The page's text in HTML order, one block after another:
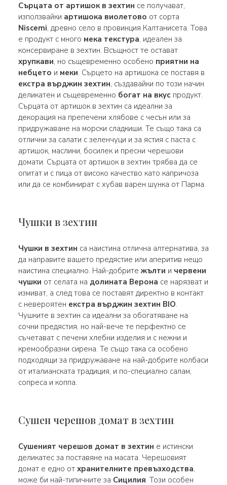
Сърцата от артишок в зехтин се получават,
използвайки артишока виолетово от сорта
Niscemi, древно село в провинция Калтанисета. Това
е продукт с много мека текстура, идеален за
консервиране в зехтин. Всъщност те остават
хрупкави, но същевременно особено приятни на
небцето и меки. Сърцето на артишока се поставя в
екстра върджин зехтин, създавайки по този начин
деликатен и същевременно богат на вкус продукт.
Сърцата от артишок в зехтин са идеални за
декорация на препечени хлябове с чесън или за
придружаване на морски сладкиши. Те също така са
отлични за салати с зеленчуци и за ястия с паста с
артишок, маслини, босилек и пресни черешови
домати. Сърцата от артишок в зехтин трябва да се
опитат и с пица от високо качество като капричоза
или да се комбинират с хубав варен шунка от Парма.
Чушки в зехтин
Чушки в зехтин са наистина отлична алтернатива, за
да направите вашето предястие или аперитив нещо
наистина специално. Най-добритежълти и червени
чушки от селата на долината Верона се нарязват и
измиват, а след това се поставят директно в контакт
с невероятен екстра върджин зехтин BIO.
Чушките в зехтин са идеални за обогатяване на
сочни предястия, но най-вече те перфектно се
съчетават с печени хлебни изделия и с нежни и
кремообразни сирена. Те също така са особено
подходящи за придружаване на най-добрите колбаси
от италианската традиция, и по-специално салам,
сопреса и коппа.
Сушен черешов домат в зехтин
Сушеният черешов домат в зехтин е истински
деликатес за поставяне на масата. Черешовият
домат е едно от хранителните превъзходства,
може би най-типичните за Сицилия. Този особен